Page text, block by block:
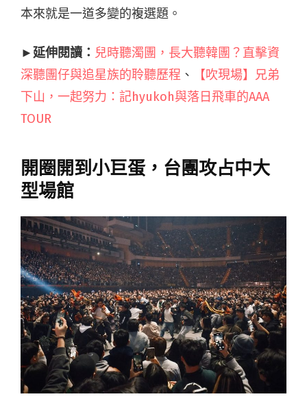
本來就是一道多變的複選題。
►延伸閱讀： 兒時聽濁團，長大聽韓團？直擊資
深聽團仔與追星族的聆聽歷程 、
【吹現場】兄弟
下山，一起努力：記hyukoh與落日飛車的AAA
TOUR
開圈開到小巨蛋，台團攻占中大
型場館